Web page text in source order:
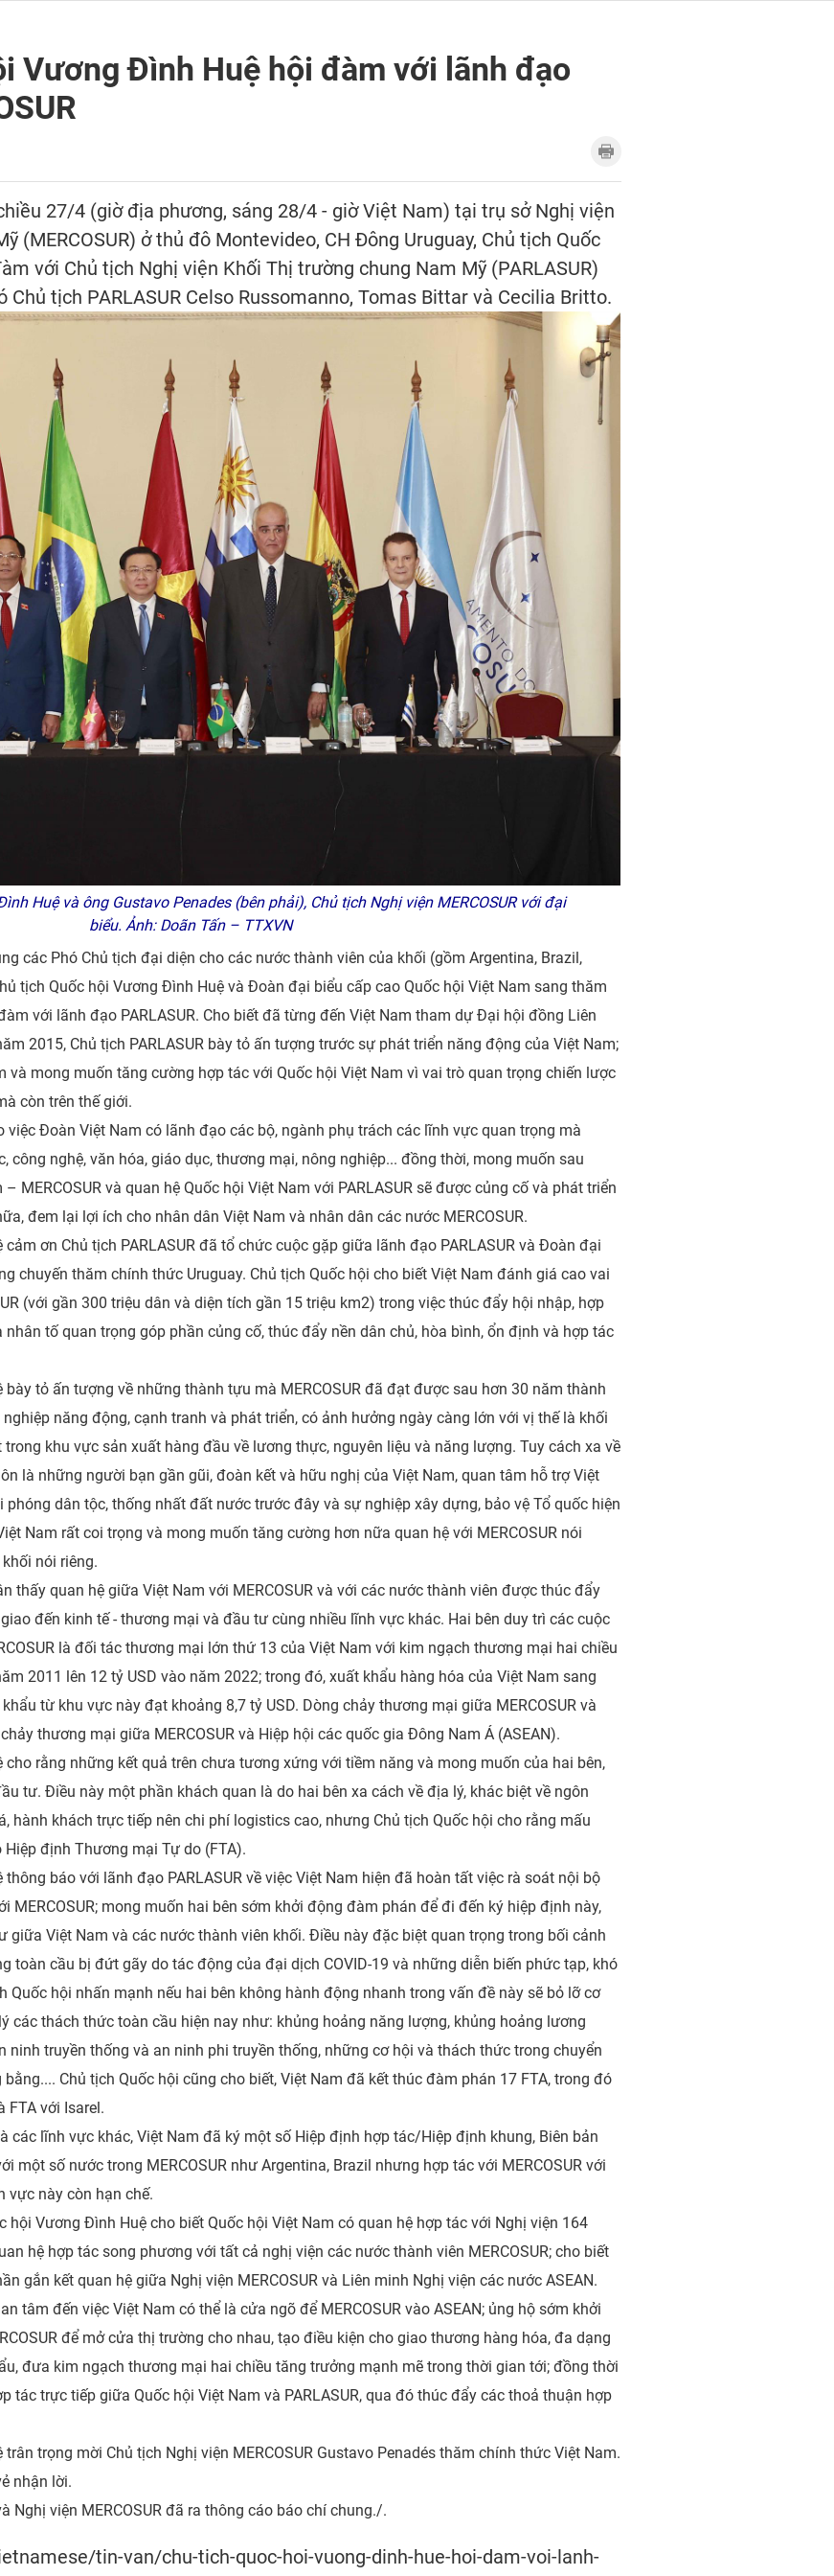
Vương Đình Huệ hội đàm với lãnh đạo
27/4 (giờ địa phương, sáng 28/4 - giờ Việt Nam) tại trụ sở Nghị viện
(MERCOSUR) ở thủ đô Montevideo, CH Đông Uruguay, Chủ tịch Quốc
với Chủ tịch Nghị viện Khối Thị trường chung Nam Mỹ (PARLASUR)
Chủ tịch PARLASUR Celso Russomanno, Tomas Bittar và Cecilia Britto.
Huệ và ông Gustavo Penades (bên phải), Chủ tịch Nghị viện MERCOSUR với đại
biểu. Ảnh: Doãn Tấn – TTXVN
các Phó Chủ tịch đại diện cho các nước thành viên của khối (gồm Argentina, Brazil,
tịch Quốc hội Vương Đình Huệ và Đoàn đại biểu cấp cao Quốc hội Việt Nam sang thăm
với lãnh đạo PARLASUR. Cho biết đã từng đến Việt Nam tham dự Đại hội đồng Liên
2015, Chủ tịch PARLASUR bày tỏ ấn tượng trước sự phát triển năng động của Việt Nam;
và mong muốn tăng cường hợp tác với Quốc hội Việt Nam vì vai trò quan trọng chiến lược
còn trên thế giới.
việc Đoàn Việt Nam có lãnh đạo các bộ, ngành phụ trách các lĩnh vực quan trọng mà
công nghệ, văn hóa, giáo dục, thương mại, nông nghiệp... đồng thời, mong muốn sau
MERCOSUR và quan hệ Quốc hội Việt Nam với PARLASUR sẽ được củng cố và phát triển
đem lại lợi ích cho nhân dân Việt Nam và nhân dân các nước MERCOSUR.
ơn Chủ tịch PARLASUR đã tổ chức cuộc gặp giữa lãnh đạo PARLASUR và Đoàn đại
chuyến thăm chính thức Uruguay. Chủ tịch Quốc hội cho biết Việt Nam đánh giá cao vai
(với gần 300 triệu dân và diện tích gần 15 triệu km2) trong việc thúc đẩy hội nhập, hợp
tố quan trọng góp phần củng cố, thúc đẩy nền dân chủ, hòa bình, ổn định và hợp tác
tỏ ấn tượng về những thành tựu mà MERCOSUR đã đạt được sau hơn 30 năm thành
năng động, cạnh tranh và phát triển, có ảnh hưởng ngày càng lớn với vị thế là khối
khu vực sản xuất hàng đầu về lương thực, nguyên liệu và năng lượng. Tuy cách xa về
là những người bạn gần gũi, đoàn kết và hữu nghị của Việt Nam, quan tâm hỗ trợ Việt
dân tộc, thống nhất đất nước trước đây và sự nghiệp xây dựng, bảo vệ Tổ quốc hiện
Nam rất coi trọng và mong muốn tăng cường hơn nữa quan hệ với MERCOSUR nói
nói riêng.
thấy quan hệ giữa Việt Nam với MERCOSUR và với các nước thành viên được thúc đẩy
đến kinh tế - thương mại và đầu tư cùng nhiều lĩnh vực khác. Hai bên duy trì các cuộc
là đối tác thương mại lớn thứ 13 của Việt Nam với kim ngạch thương mại hai chiều
2011 lên 12 tỷ USD vào năm 2022; trong đó, xuất khẩu hàng hóa của Việt Nam sang
khẩu từ khu vực này đạt khoảng 8,7 tỷ USD. Dòng chảy thương mại giữa MERCOSUR và
thương mại giữa MERCOSUR và Hiệp hội các quốc gia Đông Nam Á (ASEAN).
cho rằng những kết quả trên chưa tương xứng với tiềm năng và mong muốn của hai bên,
tư. Điều này một phần khách quan là do hai bên xa cách về địa lý, khác biệt về ngôn
hành khách trực tiếp nên chi phí logistics cao, nhưng Chủ tịch Quốc hội cho rằng mấu
định Thương mại Tự do (FTA).
báo với lãnh đạo PARLASUR về việc Việt Nam hiện đã hoàn tất việc rà soát nội bộ
MERCOSUR; mong muốn hai bên sớm khởi động đàm phán để đi đến ký hiệp định này,
giữa Việt Nam và các nước thành viên khối. Điều này đặc biệt quan trọng trong bối cảnh
toàn cầu bị đứt gãy do tác động của đại dịch COVID-19 và những diễn biến phức tạp, khó
Quốc hội nhấn mạnh nếu hai bên không hành động nhanh trong vấn đề này sẽ bỏ lỡ cơ
các thách thức toàn cầu hiện nay như: khủng hoảng năng lượng, khủng hoảng lương
ninh truyền thống và an ninh phi truyền thống, những cơ hội và thách thức trong chuyển
Chủ tịch Quốc hội cũng cho biết, Việt Nam đã kết thúc đàm phán 17 FTA, trong đó
FTA với Isarel.
các lĩnh vực khác, Việt Nam đã ký một số Hiệp định hợp tác/Hiệp định khung, Biên bản
một số nước trong MERCOSUR như Argentina, Brazil nhưng hợp tác với MERCOSUR với
vực này còn hạn chế.
hội Vương Đình Huệ cho biết Quốc hội Việt Nam có quan hệ hợp tác với Nghị viện 164
hệ hợp tác song phương với tất cả nghị viện các nước thành viên MERCOSUR; cho biết
gắn kết quan hệ giữa Nghị viện MERCOSUR và Liên minh Nghị viện các nước ASEAN.
tâm đến việc Việt Nam có thể là cửa ngõ để MERCOSUR vào ASEAN; ủng hộ sớm khởi
để mở cửa thị trường cho nhau, tạo điều kiện cho giao thương hàng hóa, đa dạng
đưa kim ngạch thương mại hai chiều tăng trưởng mạnh mẽ trong thời gian tới; đồng thời
tác trực tiếp giữa Quốc hội Việt Nam và PARLASUR, qua đó thúc đẩy các thoả thuận hợp
trọng mời Chủ tịch Nghị viện MERCOSUR Gustavo Penadés thăm chính thức Việt Nam.
nhận lời.
Nghị viện MERCOSUR đã ra thông cáo báo chí chung./.
tin-van/chu-tich-quoc-hoi-vuong-dinh-hue-hoi-dam-voi-lanh-